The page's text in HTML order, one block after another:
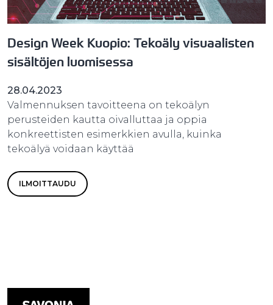
Design Week Kuopio: Tekoäly visuaalisten
sisältöjen luomisessa
28.04.2023
Valmennuksen tavoitteena on tekoälyn
perusteiden kautta oivalluttaa ja oppia
konkreettisten esimerkkien avulla, kuinka
tekoälyä voidaan käyttää
ILMOITTAUDU